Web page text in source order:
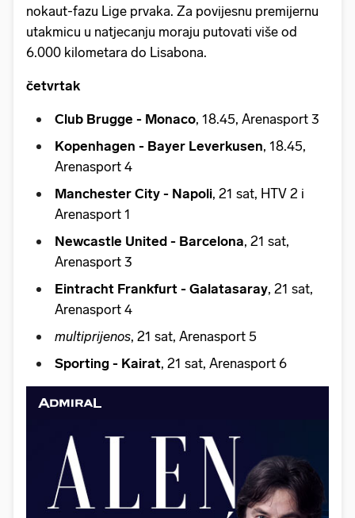
nokaut-fazu Lige prvaka. Za povijesnu premijernu
utakmicu u natjecanju moraju putovati više od
6.000 kilometara do Lisabona.
četvrtak
Club Brugge - Monaco, 18.45, Arenasport 3
Kopenhagen - Bayer Leverkusen, 18.45,
Arenasport 4
Manchester City - Napoli, 21 sat, HTV 2 i
Arenasport 1
Newcastle United - Barcelona, 21 sat,
Arenasport 3
Eintracht Frankfurt - Galatasaray, 21 sat,
Arenasport 4
multiprijenos, 21 sat, Arenasport 5
Sporting - Kairat, 21 sat, Arenasport 6